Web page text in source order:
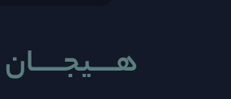
هــــیجـــــان